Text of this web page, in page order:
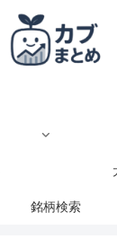
銘柄検索